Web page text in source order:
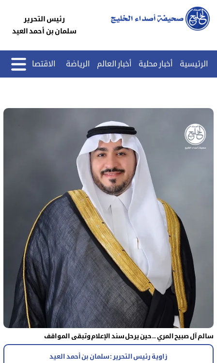
رئيس التحرير
سلمان بن أحمد العيد
الرئيسية أخبار محلية أخبار العالم الرياضة الاقتصاد
سالم آل صبيح المري .. حين يرحل سند الإعلام وتبقى المواقف
زاوية رئيس التحرير : سلمان بن أحمد العيد